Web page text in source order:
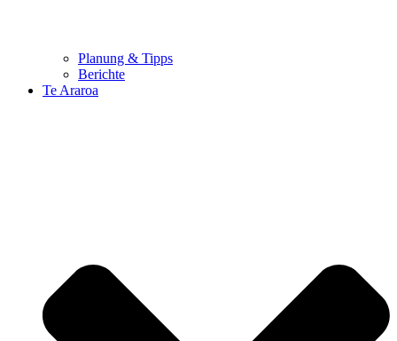
Planung & Tipps
Berichte
Te Araroa